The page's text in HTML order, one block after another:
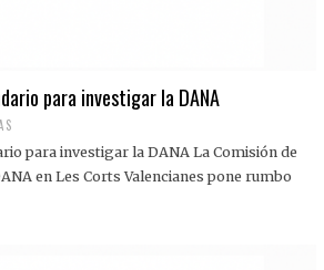
para investigar la DANA
para investigar la DANA La Comisión de
en Les Corts Valencianes pone rumbo